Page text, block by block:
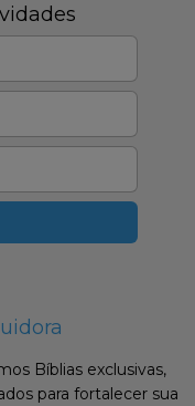
Bíblias exclusivas,
para fortalecer sua